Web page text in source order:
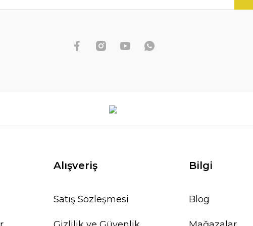
Alışveriş
Satış Sözleşmesi
Bilgi
Blog